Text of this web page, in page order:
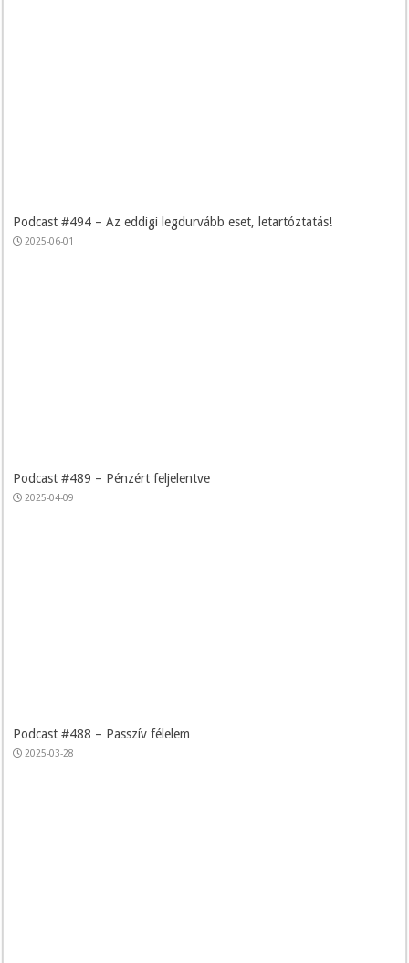
Podcast #494 – Az eddigi legdurvább eset, letartóztatás!
2025-06-01
Podcast #489 – Pénzért feljelentve
2025-04-09
Podcast #488 – Passzív félelem
2025-03-28